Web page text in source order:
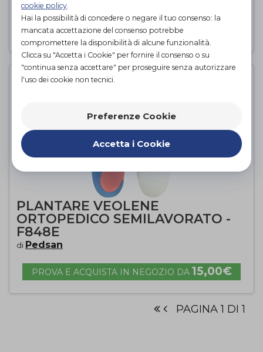
PROVA E ACQUISTA IN NEGOZIO DA14,50€
PLANTARE VEOLENE
ORTOPEDICO SEMILAVORATO -
F848E
di Pedsan
PROVA E ACQUISTA IN NEGOZIO DA 15,00€
PAGINA 1 DI 1
cookie policy
Hai la possibilità di concedere o negare il tuo consenso: la
mancata accettazione del consenso potrebbe
compromettere la disponibilità di alcune funzionalità.
Clicca su "Accetta i Cookie" per fornire il consenso o su
"continua senza accettare" per proseguire senza autorizzare
l'uso dei cookie non tecnici.
Preferenze Cookie
Accetta i Cookie